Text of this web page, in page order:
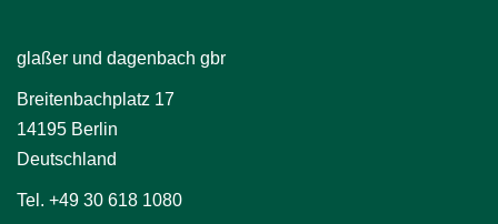
glaßer und dagenbach gbr
Breitenbachplatz 17
14195 Berlin
Deutschland
Tel. +49 30 618 1080